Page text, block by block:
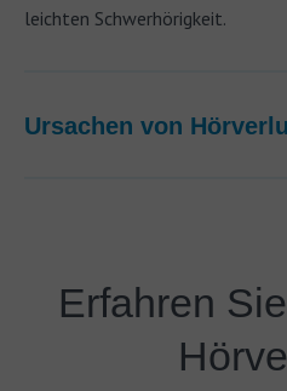
leichten Schwerhörigkeit.
Ursachen von
Erfahren